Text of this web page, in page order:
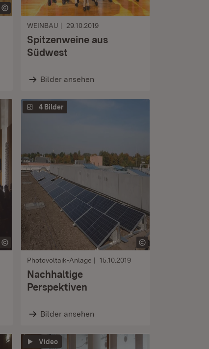
WEINBAU 29.10.2019
Spitzenweine aus
Südwest
Bilder ansehen
4 Bilder
Photovoltaik-Anlage 15.10.2019
Nachhaltige
Perspektiven
Bilder ansehen
Video